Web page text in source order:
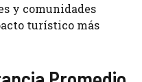
y comunidades
turístico más